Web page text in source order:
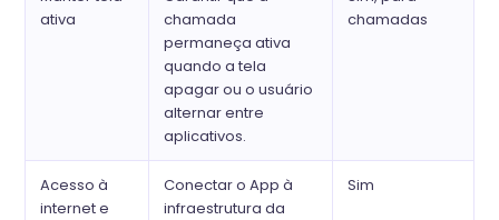
ativa
chamada
permaneça ativa
quando a tela
apagar ou o usuário
alternar entre
aplicativos.
chamadas
Acesso à
internet e
Conectar o App à
infraestrutura da
Sim